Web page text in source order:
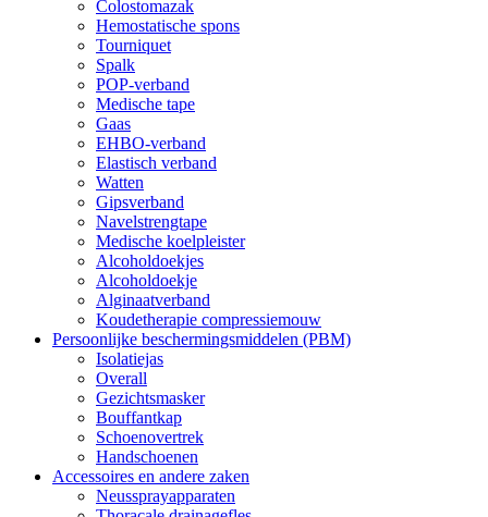
Colostomazak
Hemostatische spons
Tourniquet
Spalk
POP-verband
Medische tape
Gaas
EHBO-verband
Elastisch verband
Watten
Gipsverband
Navelstrengtape
Medische koelpleister
Alcoholdoekjes
Alcoholdoekje
Alginaatverband
Koudetherapie compressiemouw
Persoonlijke beschermingsmiddelen (PBM)
Isolatiejas
Overall
Gezichtsmasker
Bouffantkap
Schoenovertrek
Handschoenen
Accessoires en andere zaken
Neussprayapparaten